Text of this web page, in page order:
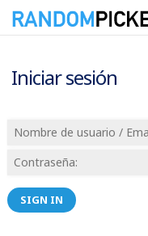
Iniciar sesión
SIGN IN